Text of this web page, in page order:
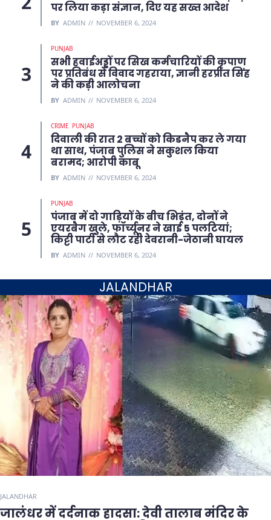
पर लिया कड़ा संज्ञान, दिए यह सख्त आदेश
BY ADMIN NOVEMBER 6, 2024
PUNJAB
सभी हवाईअड्डों पर सिख कर्मचारियों की कृपाण
पर प्रतिबंध से विवाद गहराया, ज्ञानी हरप्रीत सिंह
ने की कड़ी आलोचना
BY ADMIN NOVEMBER 6, 2024
CRIME PUNJAB
दिवाली की रात 2 बच्चों को किडनैप कर ले गया
था साथ, पंजाब पुलिस ने सकुशल किया
बरामद; आरोपी काबू
BY ADMIN NOVEMBER 6, 2024
PUNJAB
पंजाब में दो गाड़ियों के बीच भिड़ंत, दोनों ने
एयरबैग खुले, फॉर्च्यूनर ने खाई 5 पलटियां;
किट्टी पार्टी से लौट रही देवरानी-जेठानी घायल
BY ADMIN NOVEMBER 6, 2024
JALANDHAR
JALANDHAR
जालंधर में दर्दनाक हादसा: देवी तालाब मंदिर के